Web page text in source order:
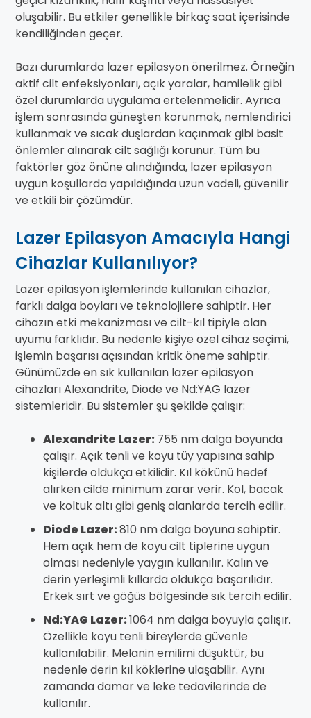
oluşabilir. Bu etkiler genellikle birkaç saat içerisinde
kendiliğinden geçer.
Bazı durumlarda lazer epilasyon önerilmez. Örneğin
aktif cilt enfeksiyonları, açık yaralar, hamilelik gibi
özel durumlarda uygulama ertelenmelidir. Ayrıca
işlem sonrasında güneşten korunmak, nemlendirici
kullanmak ve sıcak duşlardan kaçınmak gibi basit
önlemler alınarak cilt sağlığı korunur. Tüm bu
faktörler göz önüne alındığında, lazer epilasyon
uygun koşullarda yapıldığında uzun vadeli, güvenilir
ve etkili bir çözümdür.
Lazer Epilasyon Amacıyla Hangi
Cihazlar Kullanılıyor?
Lazer epilasyon işlemlerinde kullanılan cihazlar,
farklı dalga boyları ve teknolojilere sahiptir. Her
cihazın etki mekanizması ve cilt-kıl tipiyle olan
uyumu farklıdır. Bu nedenle kişiye özel cihaz seçimi,
işlemin başarısı açısından kritik öneme sahiptir.
Günümüzde en sık kullanılan lazer epilasyon
cihazları Alexandrite, Diode ve Nd:YAG lazer
sistemleridir. Bu sistemler şu şekilde çalışır:
Alexandrite Lazer:755 nm dalga boyunda
çalışır. Açık tenli ve koyu tüy yapısına sahip
kişilerde oldukça etkilidir. Kıl kökünü hedef
alırken cilde minimum zarar verir. Kol, bacak
ve koltuk altı gibi geniş alanlarda tercih edilir.
Diode Lazer:810 nm dalga boyuna sahiptir.
Hem açık hem de koyu cilt tiplerine uygun
olması nedeniyle yaygın kullanılır. Kalın ve
derin yerleşimli kıllarda oldukça başarılıdır.
Erkek sırt ve göğüs bölgesinde sık tercih edilir.
Nd:YAG Lazer:1064 nm dalga boyuyla çalışır.
Özellikle koyu tenli bireylerde güvenle
kullanılabilir. Melanin emilimi düşüktür, bu
nedenle derin kıl köklerine ulaşabilir. Aynı
zamanda damar ve leke tedavilerinde de
kullanılır.